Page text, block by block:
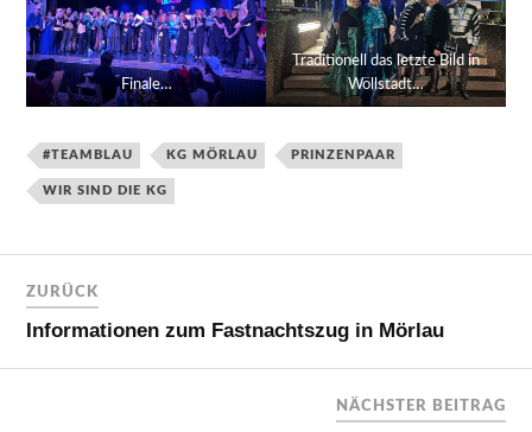
Finale…
Traditionell das letzte Bild in
Wöllstadt…
#TEAMBLAU KG MÖRLAU PRINZENPAAR
WIR SIND DIE KG
ZURÜCK
Informationen zum Fastnachtszug in Mörlau
NÄCHSTER BEITRAG